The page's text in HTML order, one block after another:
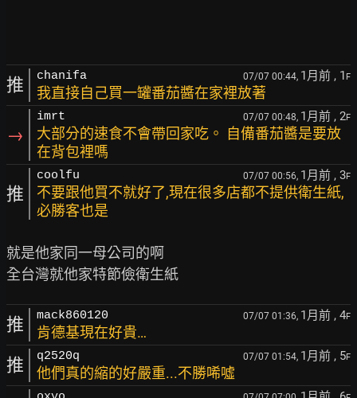
推 chanifa 07/07 00:44, 1月前 , 1 F
我直接自己買一罐番茄醬在家裡放著
→
imrt 07/07 00:48, 1月前 , 2F
大部分的速食不會帶回家吃。 自備番茄醬是要放
在背包裡嗎
推
coolfu 07/07 00:56, 1月前 , 3F
不要跟他買不就好了,現在很多店都不提供衛生紙,
必勝客也是
就是他家同一母公司的啊
推 mack860120 07/07 01:36, 1月前 , 4F
肯德基現在好貴…
推 q2520q 07/07 01:54, 1月前 , 5F
他們真的縮的好嚴重...不勝唏噓